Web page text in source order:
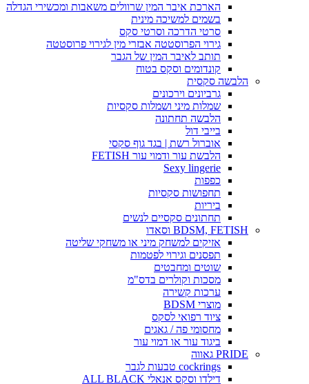
הארכת איבר המין שרוולים משאבות ומכשירי הגדלה
בשמים למשיכה מינית
סרטי הדרכה וסרטי סקס
גירוי הפרוסטטה אבזרי מין לגירוי פרוסטטה
תותב לאיבר המין של הגבר
קונדומים וסקס בטוח
הלבשה סקסית
גרביונים וירכונים
שמלות מיני ושמלות סקסיות
הלבשה תחתונה
בייבי דול
אוברול רשת | בגד גוף סקסי
הלבשת עור ודמוי עור FETISH
Sexy lingerie
כפפות
תחפושות סקסיות
ביריות
תחתונים סקסיים לנשים
BDSM, FETISH וסאדו
אזיקים למשחק מיני או משחקי שליטה
תפסנים וגירוי לפטמות
שוטים ומחבטים
מסכות וקולרים בדס"מ
ערכות קשירה
מוצרי BDSM
ציוד רפואי לסקס
מחסומי פה / גאגים
ביגוד עור או דמוי עור
PRIDE גאווה
cockrings טבעות לגבר
דילדו וסקס אנאלי ALL BLACK